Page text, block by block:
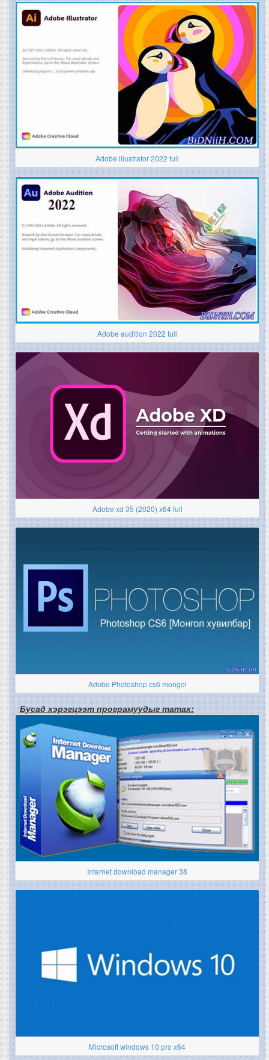
Adobe illustrator 2022 full
Adobe audition 2022 full
Adobe xd 35 (2020) x64 full
Adobe Photoshop cs6 mongol
Бусад хэрэгцээт програмуудыг татах:
Internet download manager 38
Microsoft windows 10 pro x64